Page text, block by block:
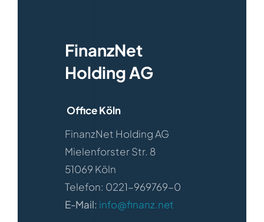
FinanzNet
Holding AG
Office Köln
FinanzNet Holding AG
Mielenforster Str. 8
51069 Köln
Telefon: 0221-969769-0
E-Mail: info@finanz.net